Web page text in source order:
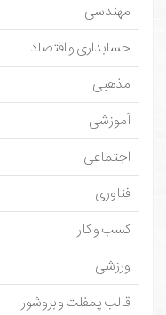
مهندسی
حسابداری و اقتصاد
مذهبی
آموزشی
اجتماعی
فناوری
کسب و کار
ورزشی
قالب پمفلت و بروشور